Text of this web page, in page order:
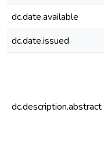
dc.date.available
dc.date.issued
dc.description.abstract